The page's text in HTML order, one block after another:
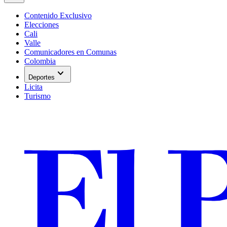
Contenido Exclusivo
Elecciones
Cali
Valle
Comunicadores en Comunas
Colombia
Deportes expand_more
Licita
Turismo